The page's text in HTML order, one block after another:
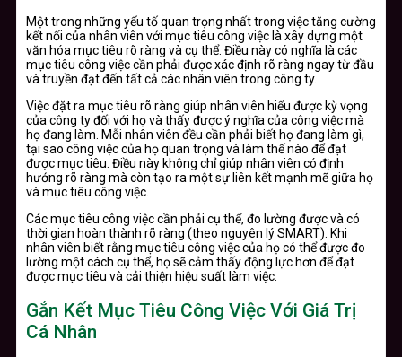
Một trong những yếu tố quan trọng nhất trong việc tăng cường
kết nối của nhân viên với mục tiêu công việc là xây dựng một
văn hóa mục tiêu rõ ràng và cụ thể. Điều này có nghĩa là các
mục tiêu công việc cần phải được xác định rõ ràng ngay từ đầu
và truyền đạt đến tất cả các nhân viên trong công ty.
Việc đặt ra mục tiêu rõ ràng giúp nhân viên hiểu được kỳ vọng
của công ty đối với họ và thấy được ý nghĩa của công việc mà
họ đang làm. Mỗi nhân viên đều cần phải biết họ đang làm gì,
tại sao công việc của họ quan trọng và làm thế nào để đạt
được mục tiêu. Điều này không chỉ giúp nhân viên có định
hướng rõ ràng mà còn tạo ra một sự liên kết mạnh mẽ giữa họ
và mục tiêu công việc.
Các mục tiêu công việc cần phải cụ thể, đo lường được và có
thời gian hoàn thành rõ ràng (theo nguyên lý SMART). Khi
nhân viên biết rằng mục tiêu công việc của họ có thể được đo
lường một cách cụ thể, họ sẽ cảm thấy động lực hơn để đạt
được mục tiêu và cải thiện hiệu suất làm việc.
Gắn Kết Mục Tiêu Công Việc Với Giá Trị
Cá Nhân